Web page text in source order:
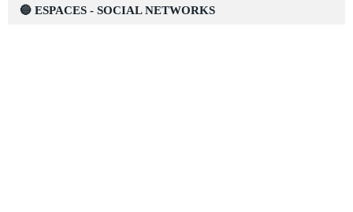
🔵 ESPACES - SOCIAL NETWORKS